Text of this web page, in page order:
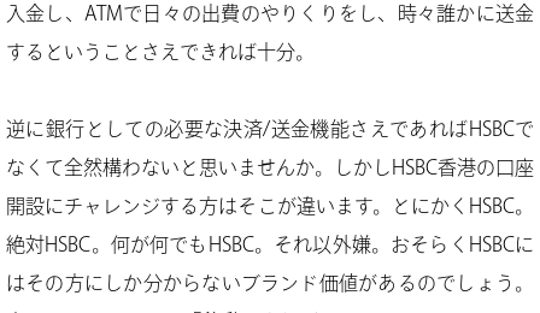
入金し、ATMで日々の出費のやりくりをし、時々誰かに送金
するということさえできれば十分。
逆に銀行としての必要な決済/送金機能さえであればHSBCで
なくて全然構わないと思いませんか。しかしHSBC香港の口座
開設にチャレンジする方はそこが違います。とにかくHSBC。
絶対HSBC。何が何でもHSBC。それ以外嫌。おそらくHSBCに
はその方にしか分からないブランド価値があるのでしょう。